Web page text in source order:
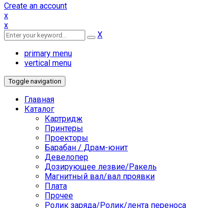
Create an account
x
x
X
primary menu
vertical menu
Toggle navigation
Главная
Каталог
Картридж
Принтеры
Проекторы
Барабан / Драм-юнит
Девелопер
Дозирующее лезвие/Ракель
Магнитный вал/вал проявки
Плата
Прочее
Ролик заряда/Ролик/лента переноса